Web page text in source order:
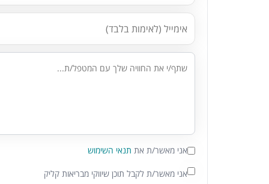
אני מאשר/ת את תנאי השימוש
אני מאשר/ת לקבל תוכן שיווקי מבריאות קליק